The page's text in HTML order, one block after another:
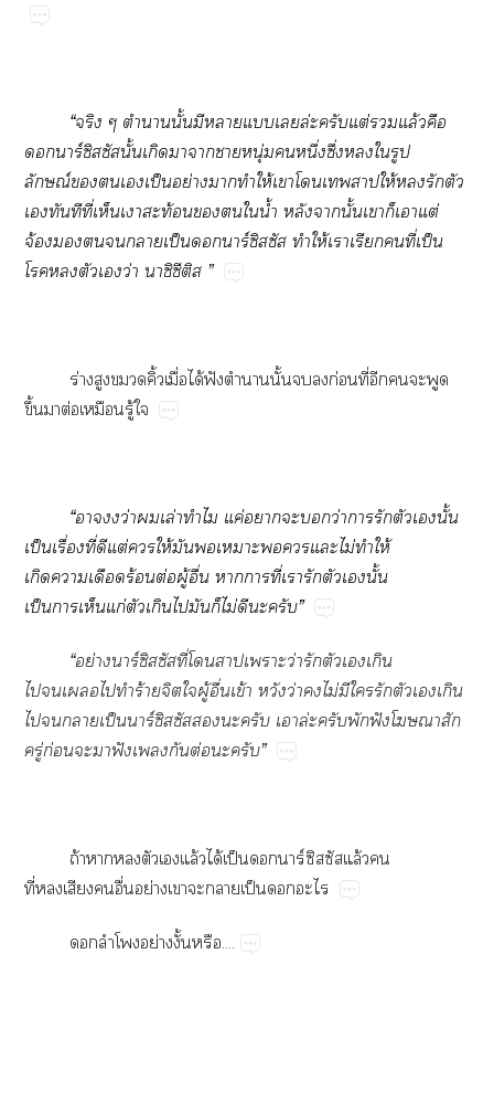
“จริง ๆ ตำานั้นมีาแเล่ะครับแต่แล้วคือ
าร์ซิสซัสนั้นเกิดาาาหนุ่มหนึ่งซึ่งใรูป
ลักษณ์เเป็นอย่างาทำให้เาโเาให้รักตัว
เทันทีที่เห็นเาสะท้อนใน้ำ หลังานั้นเาก็เาแต่
จ้องาเป็นาร์ซิสซัส ทำให้เาเรียกคนที่เป็น
โตัวเว่าาซิซีติส ”
ร่างสูงคิ้วเมื่อได้ฟังตำานั้นก่อนที่อีกะพูด
ขึ้นาต่อเหมือนรู้ใ
“าว่าเล่าทำไม แค่าะว่าารักตัวเนั้น
เป็นเรื่องที่ดีแต่ให้มันเาะแะไม่ทำให้
เกิดาเดือดร้อนต่อผู้อื่น าาที่เารักตัวเนั้น
เป็นาเห็นแก่ตัวเกินไมันก็ไม่ดีะครับ”
“อย่างาร์ซิสซัสที่โาเาะว่ารักตัวเเกิน
ไเไทำร้ายจิตใผู้อื่นเข้า หวังว่าไม่มีใรักตัวเเกิน
ไาเป็นาร์ซิสซัสะครับ เาล่ะครับพักฟังโาสัก
ครู่ก่อนะาฟังเกันต่อะครับ”
ถ้าาตัวเแล้วได้เป็นาร์ซิสซัสแล้วคน
ที่เสียงอื่นอย่างเาะาเป็นะไ
ลำโพงอย่างงั้นหรือ....